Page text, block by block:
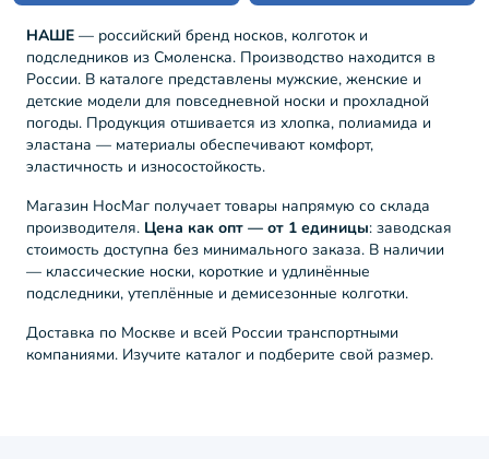
НАШЕ — российский бренд носков, колготок и
подследников из Смоленска. Производство находится в
России. В каталоге представлены мужские, женские и
детские модели для повседневной носки и прохладной
погоды. Продукция отшивается из хлопка, полиамида и
эластана — материалы обеспечивают комфорт,
эластичность и износостойкость.
Магазин НосМаг получает товары напрямую со склада
производителя. Цена как опт — от 1 единицы: заводская
стоимость доступна без минимального заказа. В наличии
— классические носки, короткие и удлинённые
подследники, утеплённые и демисезонные колготки.
Доставка по Москве и всей России транспортными
компаниями. Изучите каталог и подберите свой размер.